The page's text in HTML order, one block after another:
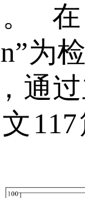
为
通